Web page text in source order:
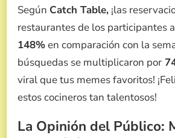
Según Catch Table, ¡las
restaurantes de los participantes
148%en comparación con la
búsquedas se multiplicaron por
viral que tus memes favoritos!
estos cocineros tan talentosos!
La Opinión del Público: